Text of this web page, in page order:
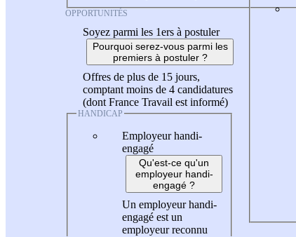
OPPORTUNITÉS
Soyez parmi les 1ers à postuler
Pourquoi serez-vous parmi les
premiers à postuler ?
Offres de plus de 15 jours,
comptant moins de 4 candidatures
(dont France Travail est informé)
HANDICAP
Employeur handi-
engagé
Qu'est-ce qu'un
employeur handi-
engagé ?
Un employeur handi-
engagé est un
employeur reconnu